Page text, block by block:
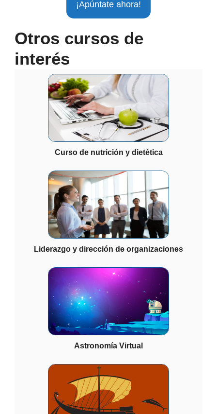
¡Apúntate ahora!
Otros cursos de
interés
Curso de nutrición y dietética
Liderazgo y dirección de organizaciones
Astronomía Virtual